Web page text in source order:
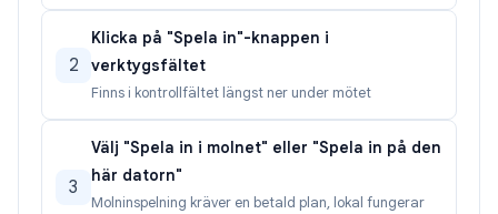
2
Klicka på "Spela in"-knappen i
verktygsfältet
Finns i kontrollfältet längst ner under mötet
3
Välj "Spela in i molnet" eller "Spela in på den
här datorn"
Molninspelning kräver en betald plan, lokal fungerar